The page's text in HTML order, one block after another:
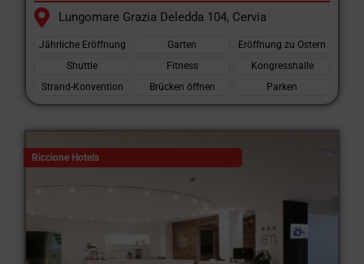
Lungomare Grazia Deledda 104, Cervia
Jährliche Eröffnung Garten
Eröffnung zu Ostern
Shuttle
Fitness
Kongresshalle
Strand-Konvention
Brücken öffnen Parken
Riccione Hotels